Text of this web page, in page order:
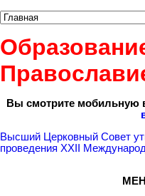
Вы смотрите мобильную
Высший Церковный Совет
проведения XXII